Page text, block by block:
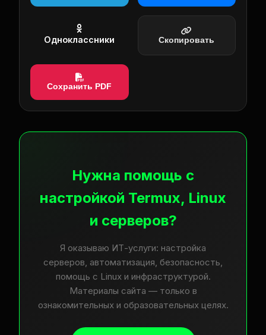
Одноклассники Скопировать
Сохранить PDF
Нужна помощь с
настройкой Termux, Linux
и серверов?
Я оказываю ИТ-услуги: настройка
серверов, автоматизация, безопасность,
помощь с Linux и инфраструктурой.
Материалы сайта — только в
ознакомительных и образовательных целях.